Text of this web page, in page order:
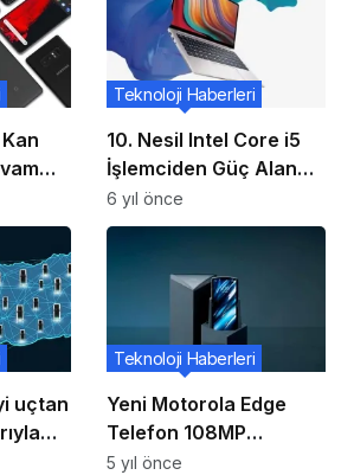
10. Nesil Intel Core i5
İşlemciden Güç Alan
RedmiBook Air 13,
Çin’de Piyasaya
Teknoloji Haberleri
6 yıl önce
uçtan
Yeni Motorola Edge
Telefon 108MP
Kameraya Sahip
Teknoloji Haberleri
5 yıl önce